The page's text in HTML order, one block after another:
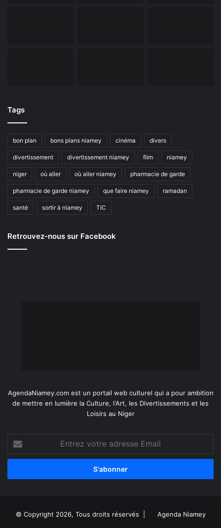
Tags
bon plan bons plans niamey cinéma divers
divertissement divertissement niamey film niamey
niger où aller où aller niamey pharmacie de garde
pharmacie de garde niamey que faire niamey ramadan
santé sortir à niamey TIC
Retrouvez-nous sur Facebook
AgendaNiamey.com est un portail web culturel qui a pour ambition
de mettre en lumière la Culture, l'Art, les Divertissements et les
Loisirs au Niger
votre
adresse
© Copyright 2026, Tous droits réservés | Agenda Niamey